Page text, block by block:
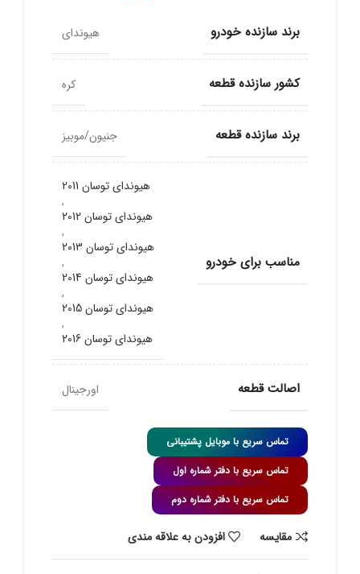
برند سازنده خودرو هیوندای
کشور سازنده قطعه کره
برند سازنده قطعه جنیون/موبیز
مناسب برای خودرو
هیوندای توسان 2011
,
هیوندای توسان 2012
,
هیوندای توسان 2013
,
هیوندای توسان 2014
,
هیوندای توسان 2015
,
هیوندای توسان 2016
اصالت قطعه اورجینال
تماس سریع با موبایل پشتیبانی
تماس سریع با دفتر شماره اول
تماس سریع با دفتر شماره دوم
مقايسه افزودن به علاقه مندی